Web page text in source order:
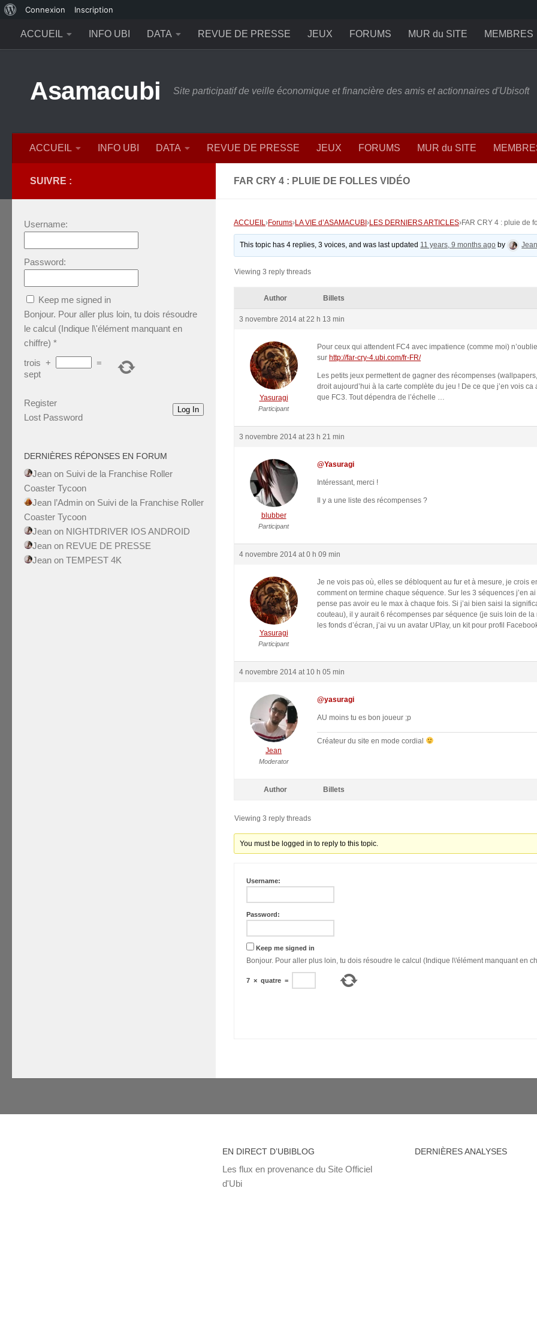
propos
de
Connexion Inscription
ACCUEIL
INFO UBI DATA REVUE DE PRESSE JEUX FORUMS MUR du SITE MEMBRES
Asamacubi Site participatif de veille économique et financière des amis et actionnaires d'Ubisoft
ACCUEIL INFO UBI DATA REVUE DE PRESSE JEUX FORUMS MUR du SITE
FAR CRY 4 : PLUIE DE FOLLES VIDÉO
ACCUEIL›Forums›LA VIE d’ASAMACUBI ›LES DERNIERS ARTICLES›FAR CRY 4 : pluie de
This topic has 4 replies, 3 voices, and was last updated 11 years, 9 months ago by Jean
Viewing 3 reply threads
Author Billets
3 novembre 2014 at 22 h 13 min
Yasuragi
Participant
Pour ceux qui attendent FC4 avec impatience (comme moi)
sur http://far-cry-4.ubi.com/fr-FR/
Les petits jeux permettent de gagner des récompenses
droit aujourd’hui à la carte complète du jeu ! De ce que j’en vois ca
que FC3. Tout dépendra de l’échelle …
3 novembre 2014 at 23 h 21 min
blubber
Participant
@Yasuragi
Intéressant, merci !
Il y a une liste des récompenses ?
4 novembre 2014 at 0 h 09 min
Yasuragi
Participant
Je ne vois pas où, elles se débloquent au fur et à mesure, je crois
comment on termine chaque séquence. Sur les 3 séquences j’en
pense pas avoir eu le max à chaque fois. Si j’ai bien saisi la
couteau), il y aurait 6 récompenses par séquence (je suis loin de
les fonds d’écran, j’ai vu un avatar UPlay, un kit pour profil
4 novembre 2014 at 10 h 05 min
Jean
Moderator
@yasuragi
AU moins tu es bon joueur ;p
Créateur du site en mode cordial
Author Billets
Viewing 3 reply threads
You must be logged in to reply to this topic.
Username:
Password:
Keep me signed in
Bonjour. Pour aller plus loin, tu dois résoudre le calcul (Indique l\'élément manquant en
7 × quatre =
SUIVRE :
Username:
Password:
Keep me signed in
Bonjour. Pour aller plus loin, tu dois résoudre
le calcul (Indique l\'élément manquant en
chiffre) *
trois +
=
sept
Log In
Register
Lost Password
DERNIÈRES RÉPONSES EN FORUM
Jean on Suivi de la Franchise Roller
Coaster Tycoon
Jean l’Admin on Suivi de la Franchise Roller
Coaster Tycoon
Jean on NIGHTDRIVER IOS ANDROID
Jean on REVUE DE PRESSE
Jean on TEMPEST 4K
EN DIRECT D’UBIBLOG
Les flux en provenance du Site Officiel
d'Ubi
DERNIÈRES ANALYSES